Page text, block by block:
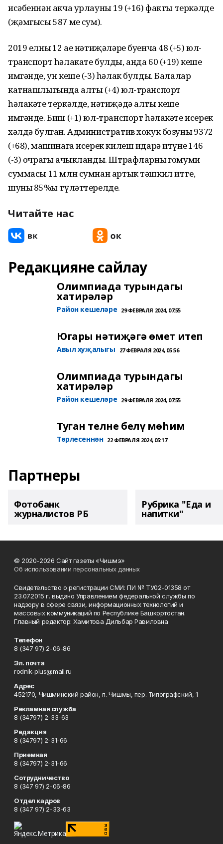
исәбеннән акча урлауның 19 (+16) факты теркәлде
(җәмгысы 587 мең сум).
2019 елның 12 ае нәтиҗәләре буенча 48 (+5) юл-
транспорт һәлакате булды, анда 60 (+19) кеше
имгәнде, ун кеше (-3) һәлак булды. Балалар
катнашлыгында алты (+4) юл-транспорт
һәлакәте теркәлде, нәтиҗәдә алты кеше
имгәнде. Биш (+1) юл-транспорт һәлакәте исерек
хәлдә булган. Административ хокук бозуның 9372
(+68), машинага исерек килеш идарә итүнең 146
(-3) очрагы ачыкланды. Штрафларның гомуми
суммасы 11 млн сумнан артык тәшкил итте,
шуның 85%ы түләттерелде.
Читайте нас
Редакцияне сайлау
Олимпиада турындагы
хатирәләр
Район кешеләре 29 ФЕВРАЛЯ 2024, 07:55
Югары нәтиҗәгә өмет итеп
Авыл хуҗалыгы 27 ФЕВРАЛЯ 2024, 05:56
Олимпиада турындагы
хатирәләр
Район кешеләре 29 ФЕВРАЛЯ 2024, 07:55
Туган телне белү мөһим
Төрлесеннән 22 ФЕВРАЛЯ 2024, 05:17
Партнеры
Фотобанк
журналистов РБ
Рубрика "Еда и
напитки"
© 2020-2026 Сайт газеты «Чишмэ»
Об использовании персональных данных
Свидетельство о регистрации СМИ: ПИ № ТУ02-01358 от
23.07.2015 г. выдано Управлением федеральной службы по
надзору в сфере связи, информационных технологий и
массовых коммуникаций по Республике Башкортостан.
Главный редактор: Хамитова Дильбар Равиловна
Телефон
8 (347 97) 2-06-86
Эл. почта
rodnik-plus@mail.ru
Адрес
452170, Чишминский район, п. Чишмы, пер. Типографский, 1
Рекламная служба
8 (34797) 2-33-63
Редакция
8 (34797) 2-31-66
Приемная
8 (34797) 2-31-66
Сотрудничество
8 (347 97) 2-06-86
Отдел кадров
8 (347 97) 2-33-63